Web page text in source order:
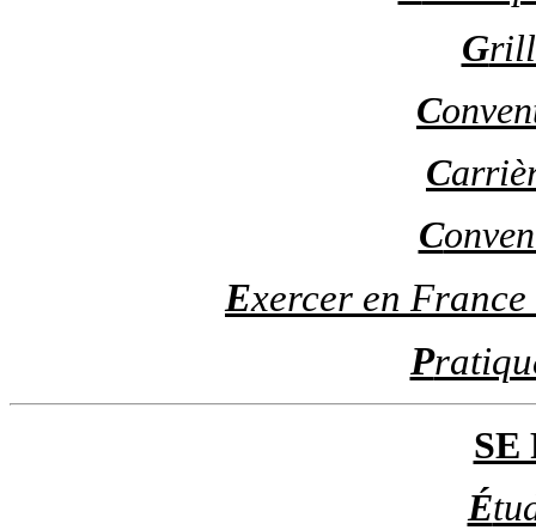
G
C
C
C
Exercer en
P
SE
É